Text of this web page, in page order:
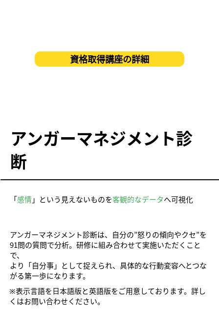
資格取得講座の詳細
アンガーマネジメント診
断
「感情」という見えないものを客観的なデータへ可視化
アンガーマネジメント診断は、自分の”怒りの傾向やクセ”を
91問の質問で分析。研修に組み合わせて実施いただくこと
で、
より「自分事」として捉えられ、具体的な行動変容へとつな
がる第一歩になります。
※表示言語を日本語版と英語版をご用意しております。詳し
くはお問い合わせください。